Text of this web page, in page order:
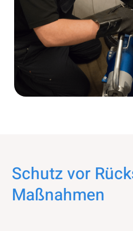
Schutz vor
Maßnahmen